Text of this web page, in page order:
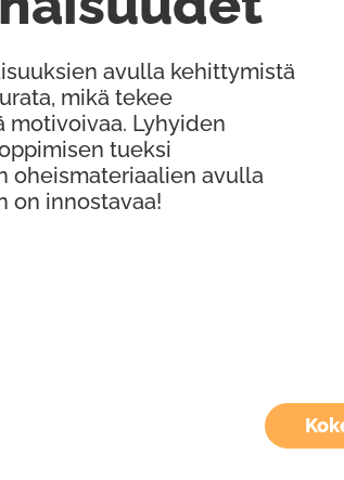
avulla kehittymistä
mikä tekee
motivoivaa. Lyhyiden
tueksi
oheismateriaalien avulla
on innostavaa!